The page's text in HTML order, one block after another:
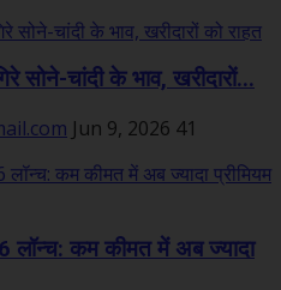
सोने-चांदी के भाव, खरीदारों...
Jun 9, 2026 41
कम कीमत में अब ज्यादा